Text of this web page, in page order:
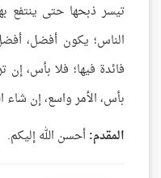
تيسر ذبحها حتى ينتفع
الناس؛ يكون أفضل،
فائدة فيها؛ فلا بأس،
بأس، الأمر واسع، إن شاء
المقدم:أحسن الله إليكم.